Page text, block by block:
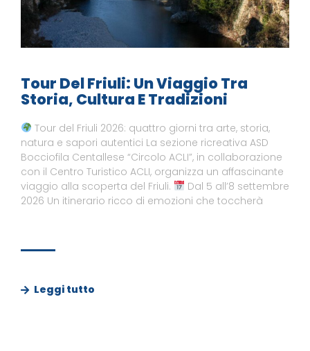
Tour Del Friuli: Un Viaggio Tra
Storia, Cultura E Tradizioni
Tour del Friuli 2026: quattro giorni tra arte, storia,
natura e sapori autentici La sezione ricreativa ASD
Bocciofila Centallese “Circolo ACLI”, in collaborazione
con il Centro Turistico ACLI, organizza un affascinante
viaggio alla scoperta del Friuli.
Dal 5 all’8 settembre
2026 Un itinerario ricco di emozioni che toccherà
Leggi tutto